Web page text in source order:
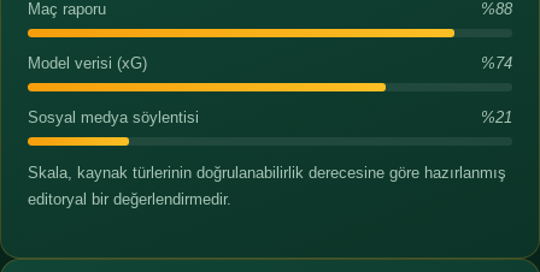
Maç raporu %88
Model verisi (xG) %74
Sosyal medya söylentisi %21
Skala, kaynak türlerinin doğrulanabilirlik derecesine göre hazırlanmış
editoryal bir değerlendirmedir.